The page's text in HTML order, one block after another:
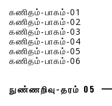
கணிதம்-பாகம்-01
கணிதம்-பாகம்-02
கணிதம்-பாகம்-03
கணிதம்-பாகம்-04
கணிதம்-பாகம்-05
கணிதம்-பாகம்-06
நுண்ணறிவு-தரம் 05